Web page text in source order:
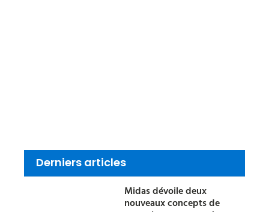
Derniers articles
Midas dévoile deux
nouveaux concepts de